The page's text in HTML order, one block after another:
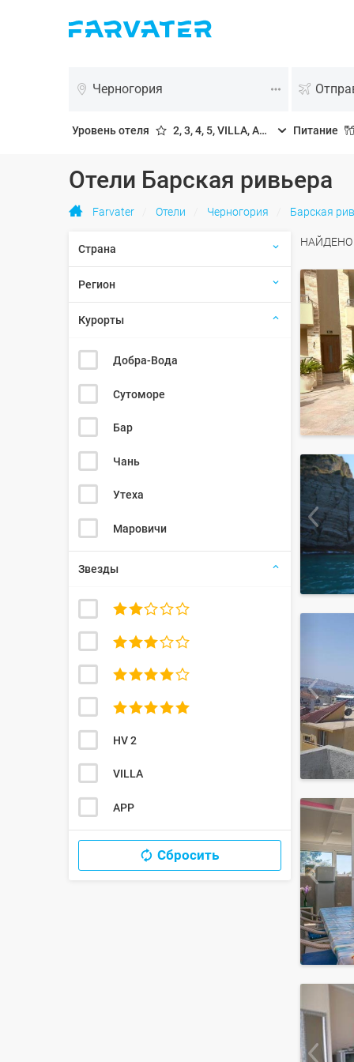
Черногория
Уровень отеля 2, 3, 4, 5, VILLA, APP Питание
Отели Барская ривьера
Farvater Отели Черногория Барская
НАЙДЕНО
Страна
Регион
Курорты
Добра-Вода
Сутоморе
Бар
Чань
Утеха
Маровичи
Звезды




HV 2
VILLA
APP
Сбросить